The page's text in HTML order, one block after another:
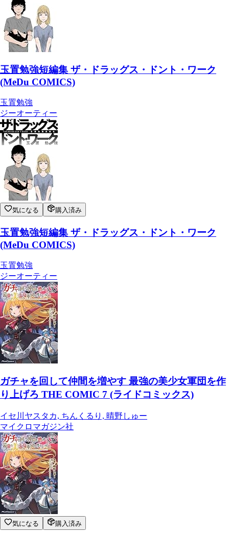
玉置勉強短編集 ザ・ドラッグス・ドント・ワーク
(MeDu COMICS)
玉置勉強
ジーオーティー
気になる 購入済み
玉置勉強短編集 ザ・ドラッグス・ドント・ワーク
(MeDu COMICS)
玉置勉強
ジーオーティー
ガチャを回して仲間を増やす 最強の美少女軍団を作
り上げろ THE COMIC 7 (ライドコミックス)
イセ川ヤスタカ, ちんくるり, 晴野しゅー
マイクロマガジン社
気になる 購入済み